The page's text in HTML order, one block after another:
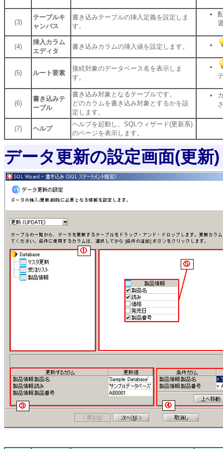
(3)
テーブルキ
ャンバス
書き込みテーブルの挿入定義を設定しま
す。
(4)
挿入カラム
エディタ
書き込みカラムの挿入値を設定します。
(5) ルート要素
接続対象のデータベース名を表示しま
す。
(6)
書き込みテ
ーブル
書き込み対象となるテーブルです。
どのカラムを書き込み対象とするかを設
定します。
(7) ヘルプ
ヘルプを起動し、SQLウィザード(更新系)
のページを表示します。
データ更新の設定画面(更新)